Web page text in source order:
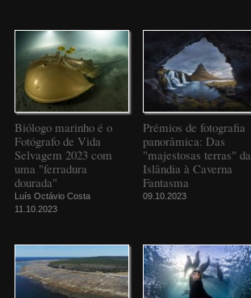
Biólogo marinho é o
Fotógrafo de Vida
Selvagem 2023 com
uma "ferradura
dourada"
Luís Octávio Costa
11.10.2023
Prémios de fotografia
panorâmica: Das
"majestosas terras" da
Islândia à Caverna
Fantasma
09.10.2023